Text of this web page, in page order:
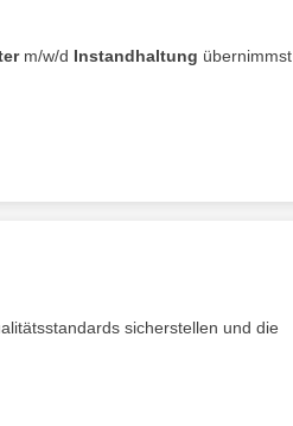
m/w/d Instandhaltung übernimmst
sicherstellen und die